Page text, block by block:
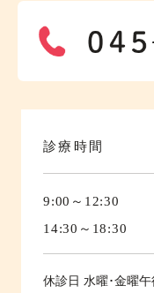
診療時間
9:00～12:30
14:30～18:30
休診日 水曜･金曜